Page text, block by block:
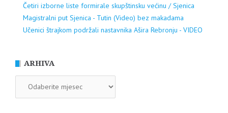
Četiri izborne liste formirale skupštinsku većinu / Sjenica
Magistralni put Sjenica - Tutin (Video) bez makadama
Učenici štrajkom podržali nastavnika Ašira Rebronju - VIDEO
ARHIVA